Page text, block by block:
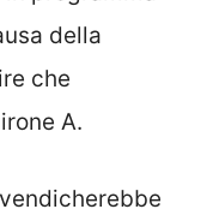
della
che
A.